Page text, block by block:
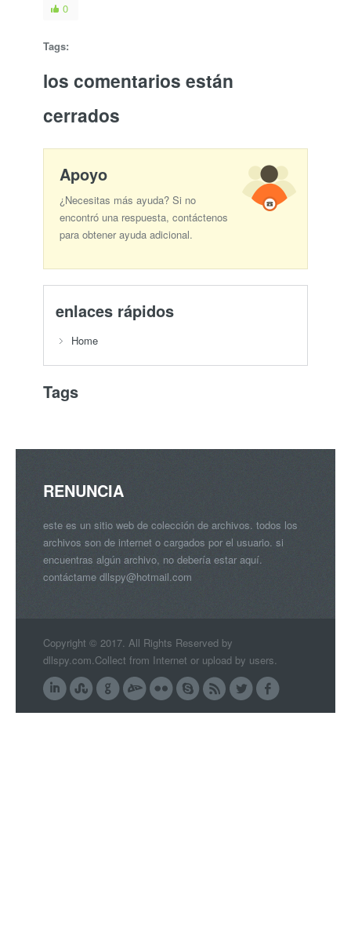
0
Tags:
los comentarios están
cerrados
Apoyo
¿Necesitas más ayuda? Si no
encontró una respuesta, contáctenos
para obtener ayuda adicional.
enlaces rápidos
Home
Tags
RENUNCIA
este es un sitio web de colección de archivos. todos los
archivos son de internet o cargados por el usuario. si
encuentras algún archivo, no debería estar aquí.
contáctame dllspy@hotmail.com
Copyright © 2017. All Rights Reserved by
dllspy.com.Collect from Internet or upload by users.